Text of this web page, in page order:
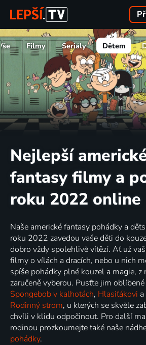
Filmy Seriály Dětem
Nejlepší
fantasy filmy a
roku 2022 online
Naše americké fantasy pohádky a
roku 2022 zavedou vaše děti do
dobro vždy spolehlivě vítězí. Ať už
filmy o vílách a dracích, nebo u nich
spíše pohádky plné kouzel a magie, z
zaručeně vyberou. Pusťte jim
Spongebob v kalhotách, Hlasiťákovi a
Rodinný strom, u kterých se skvěle
chvíli v klidu odpočinout. Pro další
rodinou prozkoumejte také naše
pohádky.